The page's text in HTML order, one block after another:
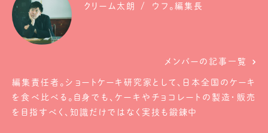
クリーム太朗 ウフ。編集長
メンバーの記事一覧
編集責任者。ショートケーキ研究家として、日本全国のケーキ
を食べ比べる。自身でも、ケーキやチョコレートの製造・販売
を目指すべく、知識だけではなく実技も鍛錬中